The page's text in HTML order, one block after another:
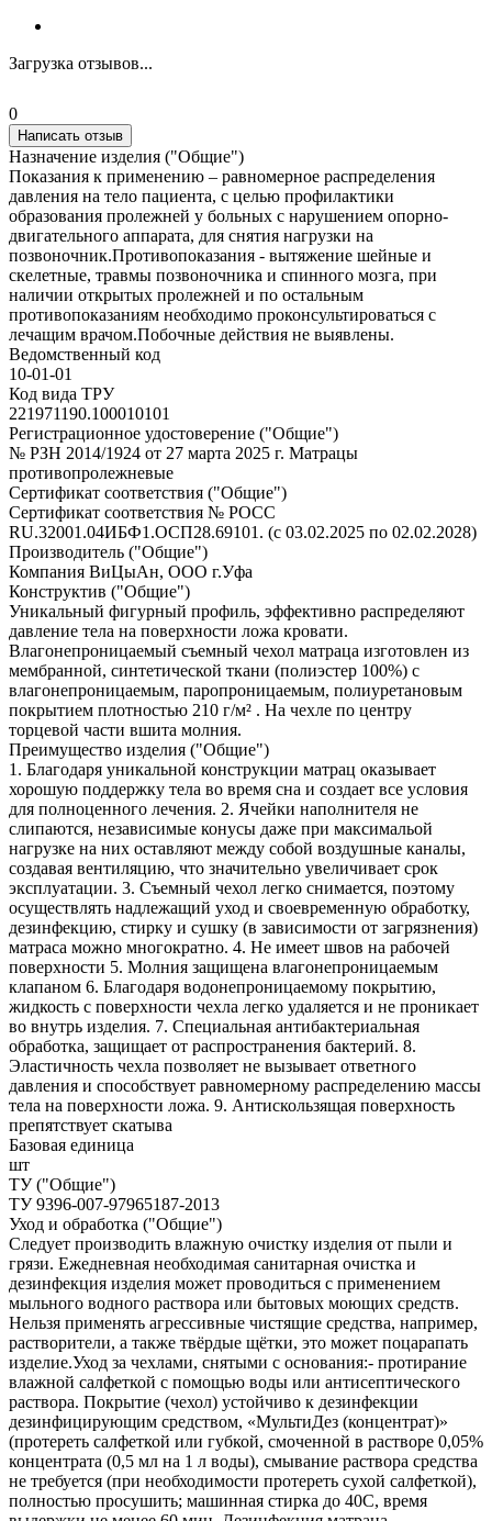
Загрузка отзывов...
0
Написать отзыв
Назначение изделия ("Общие")
Показания к применению – равномерное распределения
давления на тело пациента, с целью профилактики
образования пролежней у больных с нарушением опорно-
двигательного аппарата, для снятия нагрузки на
позвоночник.Противопоказания - вытяжение шейные и
скелетные, травмы позвоночника и спинного мозга, при
наличии открытых пролежней и по остальным
противопоказаниям необходимо проконсультироваться с
лечащим врачом.Побочные действия не выявлены.
Ведомственный код
10-01-01
Код вида ТРУ
221971190.100010101
Регистрационное удостоверение ("Общие")
№ РЗН 2014/1924 от 27 марта 2025 г. Матрацы
противопролежневые
Сертификат соответствия ("Общие")
Сертификат соответствия № РОСС
RU.32001.04ИБФ1.ОСП28.69101. (с 03.02.2025 по 02.02.2028)
Производитель ("Общие")
Компания ВиЦыАн, ООО г.Уфа
Конструктив ("Общие")
Уникальный фигурный профиль, эффективно распределяют
давление тела на поверхности ложа кровати.
Влагонепроницаемый съемный чехол матраца изготовлен из
мембранной, синтетической ткани (полиэстер 100%) с
влагонепроницаемым, паропроницаемым, полиуретановым
покрытием плотностью 210 г/м² . На чехле по центру
торцевой части вшита молния.
Преимущество изделия ("Общие")
1. Благодаря уникальной конструкции матрац оказывает
хорошую поддержку тела во время сна и создает все условия
для полноценного лечения. 2. Ячейки наполнителя не
слипаются, независимые конусы даже при максимальой
нагрузке на них оставляют между собой воздушные каналы,
создавая вентиляцию, что значительно увеличивает срок
эксплуатации. 3. Съемный чехол легко снимается, поэтому
осуществлять надлежащий уход и своевременную обработку,
дезинфекцию, стирку и сушку (в зависимости от загрязнения)
матраса можно многократно. 4. Не имеет швов на рабочей
поверхности 5. Молния защищена влагонепроницаемым
клапаном 6. Благодаря водонепроницаемому покрытию,
жидкость с поверхности чехла легко удаляется и не проникает
во внутрь изделия. 7. Специальная антибактериальная
обработка, защищает от распространения бактерий. 8.
Эластичность чехла позволяет не вызывает ответного
давления и способствует равномерному распределению массы
тела на поверхности ложа. 9. Антискользящая поверхность
препятствует скатыва
Базовая единица
шт
ТУ ("Общие")
ТУ 9396-007-97965187-2013
Уход и обработка ("Общие")
Следует производить влажную очистку изделия от пыли и
грязи. Ежедневная необходимая санитарная очистка и
дезинфекция изделия может проводиться с применением
мыльного водного раствора или бытовых моющих средств.
Нельзя применять агрессивные чистящие средства, например,
растворители, а также твёрдые щётки, это может поцарапать
изделие.Уход за чехлами, снятыми с основания:- протирание
влажной салфеткой с помощью воды или антисептического
раствора. Покрытие (чехол) устойчиво к дезинфекции
дезинфицирующим средством, «МультиДез (концентрат)»
(протереть салфеткой или губкой, смоченной в растворе 0,05%
концентрата (0,5 мл на 1 л воды), смывание раствора средства
не требуется (при необходимости протереть сухой салфеткой),
полностью просушить; машинная стирка до 40С, время